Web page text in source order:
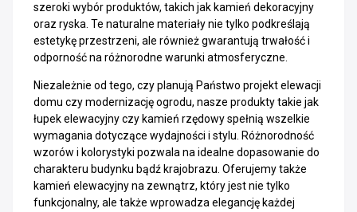
szeroki wybór produktów, takich jak kamień dekoracyjny
oraz ryska. Te naturalne materiały nie tylko podkreślają
estetykę przestrzeni, ale również gwarantują trwałość i
odporność na różnorodne warunki atmosferyczne.
Niezależnie od tego, czy planują Państwo projekt elewacji
domu czy modernizację ogrodu, nasze produkty takie jak
łupek elewacyjny czy kamień rzędowy spełnią wszelkie
wymagania dotyczące wydajności i stylu. Różnorodność
wzorów i kolorystyki pozwala na idealne dopasowanie do
charakteru budynku bądź krajobrazu. Oferujemy także
kamień elewacyjny na zewnątrz, który jest nie tylko
funkcjonalny, ale także wprowadza elegancję każdej